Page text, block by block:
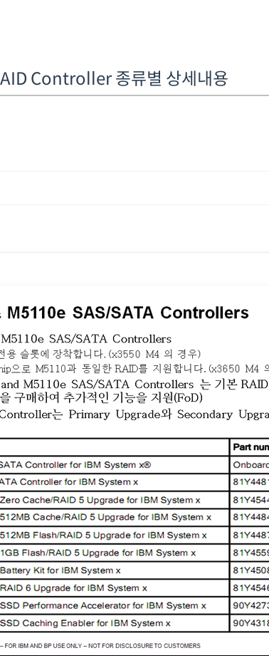
Controller 종류별 상세내용